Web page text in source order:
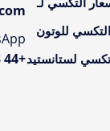
للوتون
لستانستيد+44 753 898 9360